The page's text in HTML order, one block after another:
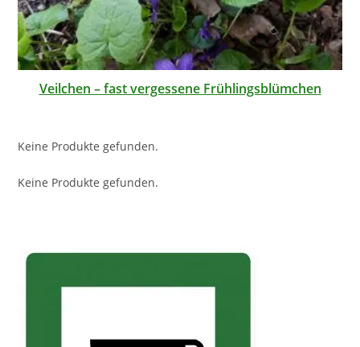
Veilchen – fast vergessene Frühlingsblümchen
Keine Produkte gefunden.
Keine Produkte gefunden.